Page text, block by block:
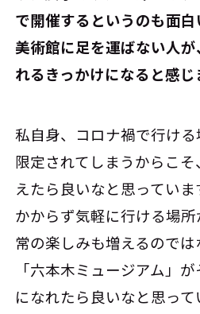
で開催するというのも面
美術館に足を運ばない人
れるきっかけになると感じ
私自身、コロナ禍で行け
限定されてしまうからこ
えたら良いなと思ってい
かからず気軽に行ける場
常の楽しみも増えるのでは
「六本木ミュージアム」
になれたら良いなと思って